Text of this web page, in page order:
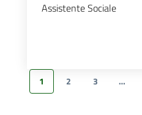
Assistente Sociale
1 2 3 …